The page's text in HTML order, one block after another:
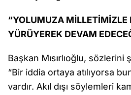
“YOLUMUZA MİLLETİMİZLE
YÜRÜYEREK DEVAM
Başkan Mısırlıoğlu, sözlerini
“Bir iddia ortaya atılıyorsa
vardır. Akıl dışı söylemleri